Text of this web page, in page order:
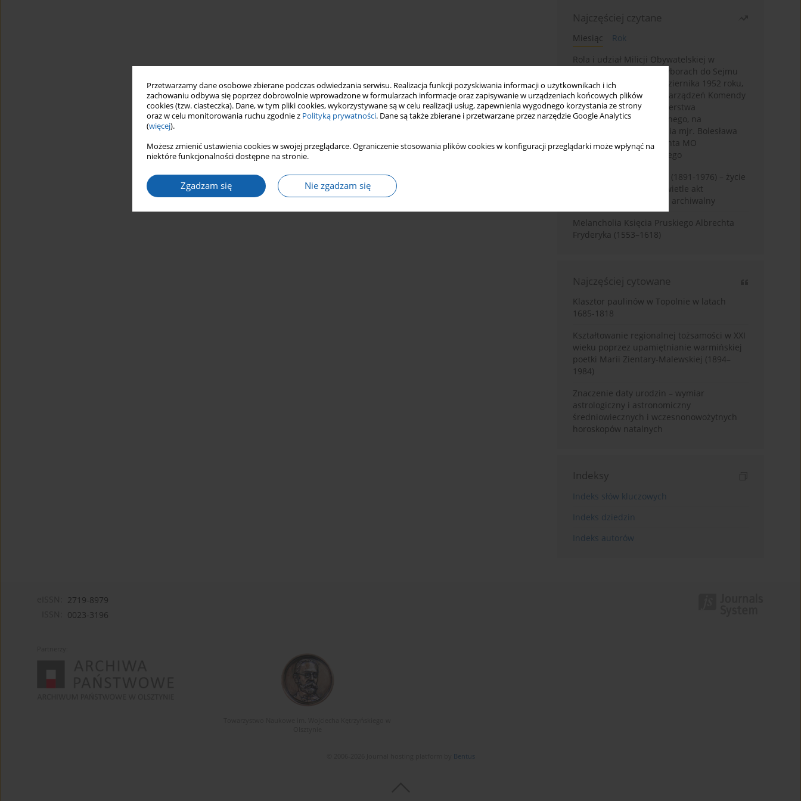
Przetwarzamy dane osobowe zbierane podczas odwiedzania serwisu. Realizacja funkcji pozyskiwania informacji o użytkownikach i ich
zachowaniu odbywa się poprzez dobrowolnie wprowadzone w formularzach informacje oraz zapisywanie w urządzeniach końcowych plików
cookies (tzw. ciasteczka). Dane, w tym pliki cookies, wykorzystywane są w celu realizacji usług, zapewnienia wygodnego korzystania ze strony
oraz w celu monitorowania ruchu zgodnie z Polityką prywatności. Dane są także zbierane i przetwarzane przez narzędzie Google Analytics
(więcej).
Możesz zmienić ustawienia cookies w swojej przeglądarce. Ograniczenie stosowania plików cookies w konfiguracji przeglądarki może wpłynąć na
niektóre funkcjonalności dostępne na stronie.
Zgadzam się Nie zgadzam się
Najczęściej czytane
Miesiąc
Rok
Rola i udział Milicji Obywatelskiej w
kampanii wyborczej i wyborach do Sejmu
PRL I kadencji z 26 października 1952 roku,
w świetle wytycznych i zarządzeń Komendy
Głównej MO oraz Ministerstwa
Bezpieczeństwa Publicznego, na
przykładzie sprawozdania mjr. Bolesława
Wyszyńskiego komendanta MO
województwa olsztyńskiego
Zygmunt Tadeusz Robel (1891-1976) – życie
i kariera zawodowa w świetle akt
osobowych. Rekonesans archiwalny
Melancholia Księcia Pruskiego Albrechta
Fryderyka (1553–1618)
Najczęściej cytowane
Klasztor paulinów w Topolnie w latach
1685-1818
Kształtowanie regionalnej tożsamości w XXI
wieku poprzez upamiętnianie warmińskiej
poetki Marii Zientary-Malewskiej (1894–
1984)
Znaczenie daty urodzin – wymiar
astrologiczny i astronomiczny
średniowiecznych i wczesnonowożytnych
horoskopów natalnych
Indeksy
Indeks słów kluczowych
Indeks dziedzin
Indeks autorów
2719-8979
0023-3196
Bentus